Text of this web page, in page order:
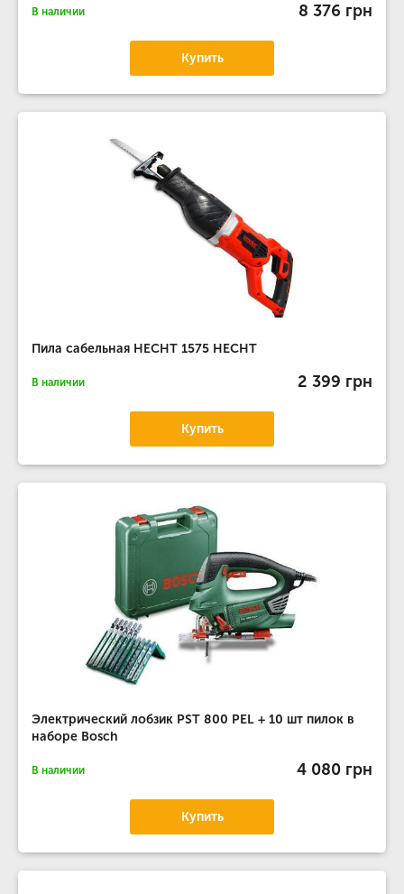
В наличии 8 376 грн
Купить
Пила сабельная HECHT 1575 HECHT
В наличии 2 399 грн
Купить
Электрический лобзик PST 800 PEL + 10 шт пилок в
наборе Bosch
В наличии 4 080 грн
Купить